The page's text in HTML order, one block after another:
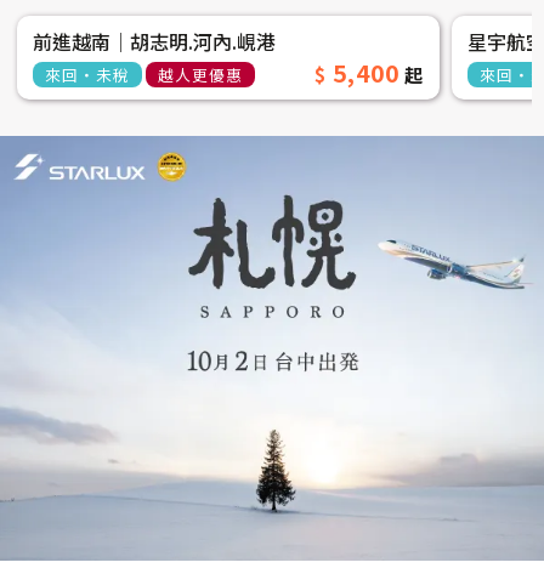
前進越南│胡志明.河內.峴港
來回‧未稅 越人更優惠 5,400
星宇航
來回‧